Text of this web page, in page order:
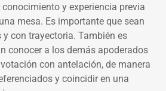
y experiencia previa
mesa. Es importante que sean
con trayectoria. También es
conocer a los demás apoderados
con antelación, de manera
y coincidir en una